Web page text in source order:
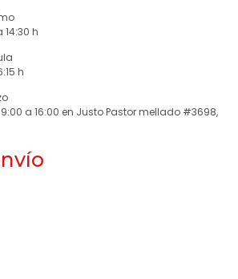
14:30 h
h
a 16:00 en Justo Pastor mellado #3698,